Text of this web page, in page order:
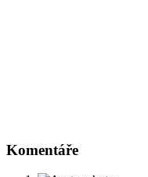
Komentáře